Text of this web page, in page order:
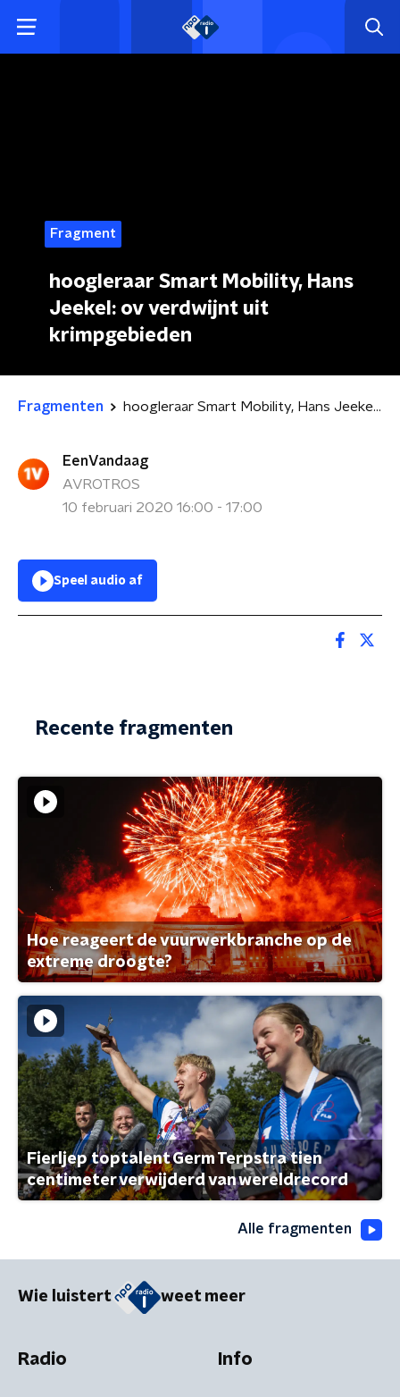
Fragment
hoogleraar Smart Mobility, Hans
Jeekel: ov verdwijnt uit
krimpgebieden
Fragmenten hoogleraar Smart Mobility, Hans Jeekel: ov verdwijnt uit krimpgebieden
EenVandaag
AVROTROS
10 februari 2020 16:00 - 17:00
Speel audio af
Recente fragmenten
Hoe reageert de vuurwerkbranche op de
extreme droogte?
Fierljep toptalent Germ Terpstra tien
centimeter verwijderd van wereldrecord
Alle fragmenten
Wie luistert weet meer
Radio Info